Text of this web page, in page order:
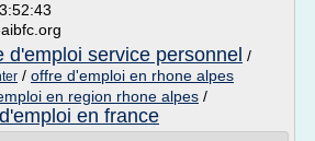
d'emploi service personnel /
/ offre d'emploi en rhone alpes
en region rhone alpes /
en france